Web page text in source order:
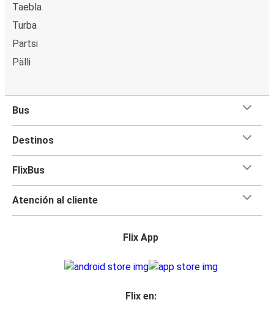
Taebla
Turba
Partsi
Pälli
Bus
Destinos
FlixBus
Atención al cliente
Flix App
Flix en: